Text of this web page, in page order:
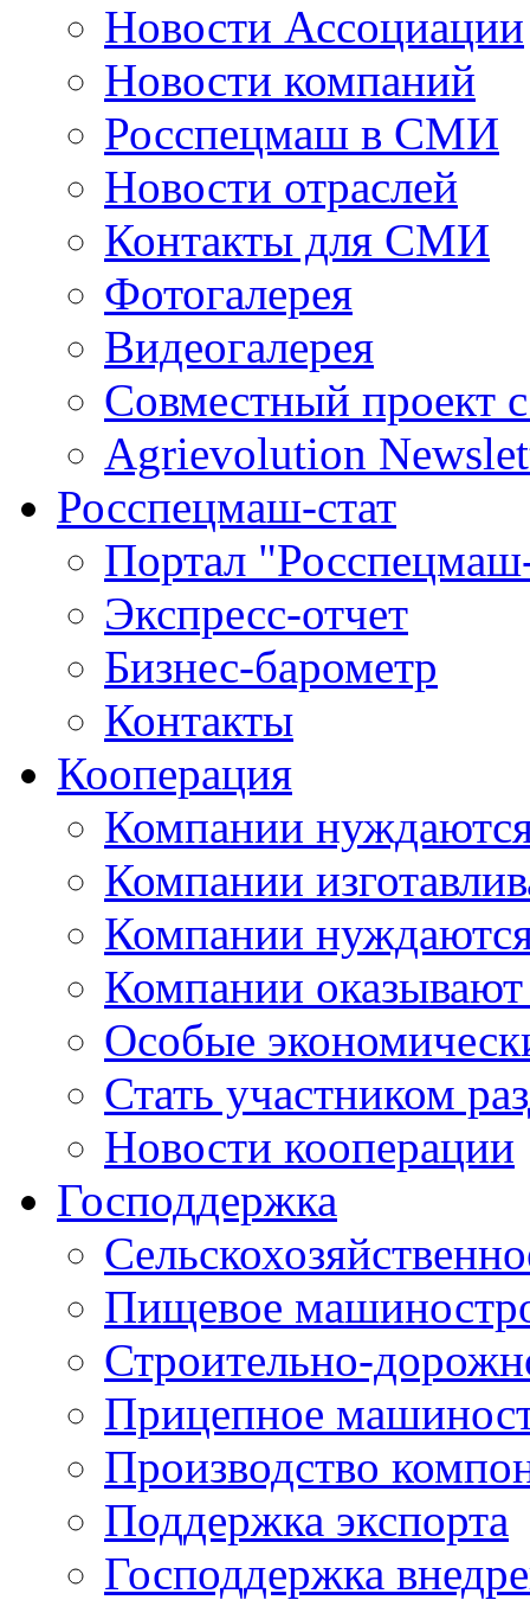
Новости Ассоциации
Новости компаний
Росспецмаш в СМИ
Новости отраслей
Контакты для СМИ
Фотогалерея
Видеогалерея
Совместный проект
Agrievolution
Росспецмаш-стат
Портал
Экспресс-отчет
Бизнес-барометр
Контакты
Кооперация
Компании
Компании
Компании
Компании оказывают
Особые
Стать участником
Новости кооперации
Господдержка
Пищевое
Строительно-
Прицепное
Производство
Поддержка экспорта
Господдержка